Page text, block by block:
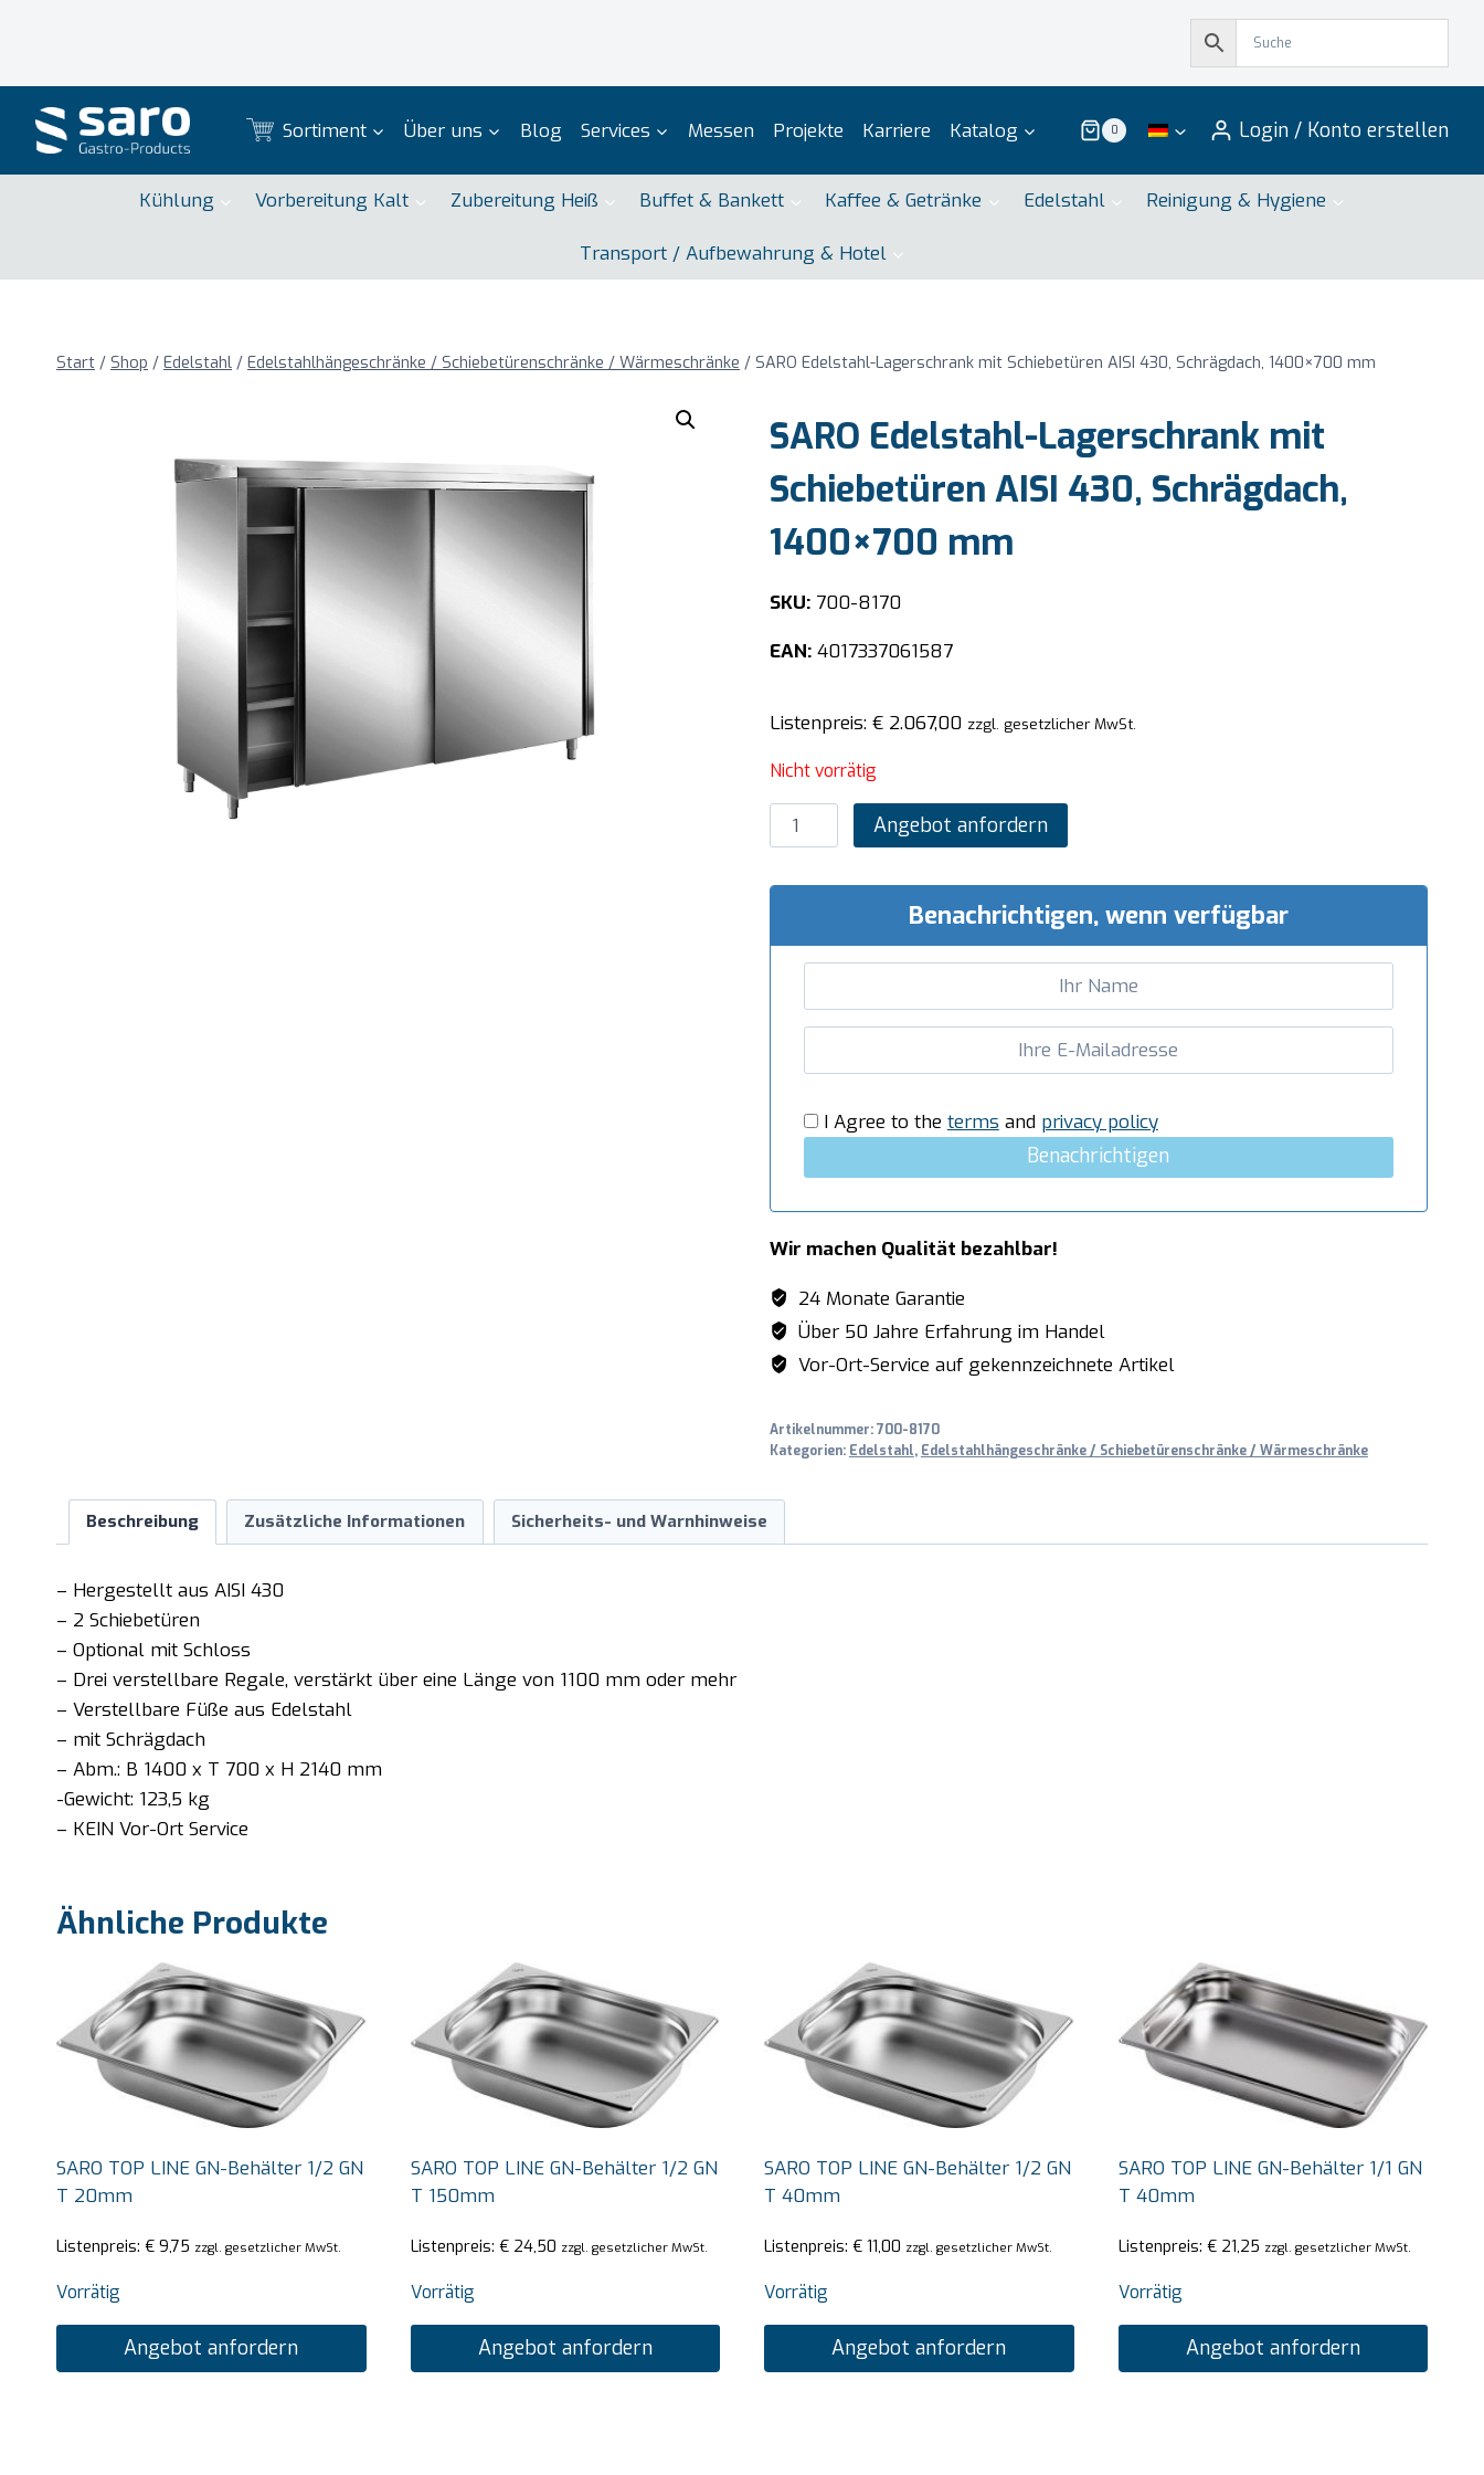
Sortiment Über uns Blog Services Messen Projekte Karriere Katalog 0 Login / Konto erstellen
Kühlung Vorbereitung Kalt Zubereitung Heiß Buffet & Bankett Kaffee & Getränke Edelstahl Reinigung & Hygiene
Transport / Aufbewahrung & Hotel
Start / Shop / Edelstahl / Edelstahlhängeschränke / Schiebetürenschränke / Wärmeschränke / SARO Edelstahl-Lagerschrank mit Schiebetüren AISI 430, Schrägdach, 1400×700 mm
SARO Edelstahl-Lagerschrank mit
Schiebetüren AISI 430, Schrägdach,
1400×700 mm
SKU:700-8170
EAN:4017337061587
Listenpreis: €2.067,00 zzgl. gesetzlicher MwSt.
Nicht vorrätig
SARO
Edelstahl-
Schrägdach,
Menge
Angebot anfordern
Benachrichtigen, wenn verfügbar
I Agree to the terms and privacy policy
Benachrichtigen
Wir machen Qualität bezahlbar!
24 Monate Garantie
Über 50 Jahre Erfahrung im Handel
Vor-Ort-Service auf gekennzeichnete Artikel
Artikelnummer:700-8170
Kategorien: Edelstahl, Edelstahlhängeschränke / Schiebetürenschränke / Wärmeschränke
Beschreibung Zusätzliche Informationen Sicherheits- und Warnhinweise
– Hergestellt aus AISI 430
– 2 Schiebetüren
– Optional mit Schloss
– Drei verstellbare Regale, verstärkt über eine Länge von 1100 mm oder mehr
– Verstellbare Füße aus Edelstahl
– mit Schrägdach
– Abm.: B 1400 x T 700 x H 2140 mm
-Gewicht: 123,5 kg
– KEIN Vor-Ort Service
Ähnliche Produkte
SARO TOP LINE GN-Behälter 1/2 GN
T 20mm
Listenpreis: € 9,75 zzgl. gesetzlicher MwSt.
Vorrätig
Angebot anfordern
SARO TOP LINE GN-Behälter 1/2 GN
T 150mm
Listenpreis: €24,50 zzgl. gesetzlicher MwSt.
Vorrätig
Angebot anfordern
SARO TOP LINE GN-Behälter 1/2 GN
T 40mm
Listenpreis: € 11,00 zzgl. gesetzlicher MwSt.
Vorrätig
Angebot anfordern
SARO TOP LINE GN-Behälter 1/1 GN
T 40mm
Listenpreis: €21,25 zzgl. gesetzlicher MwSt.
Vorrätig
Angebot anfordern